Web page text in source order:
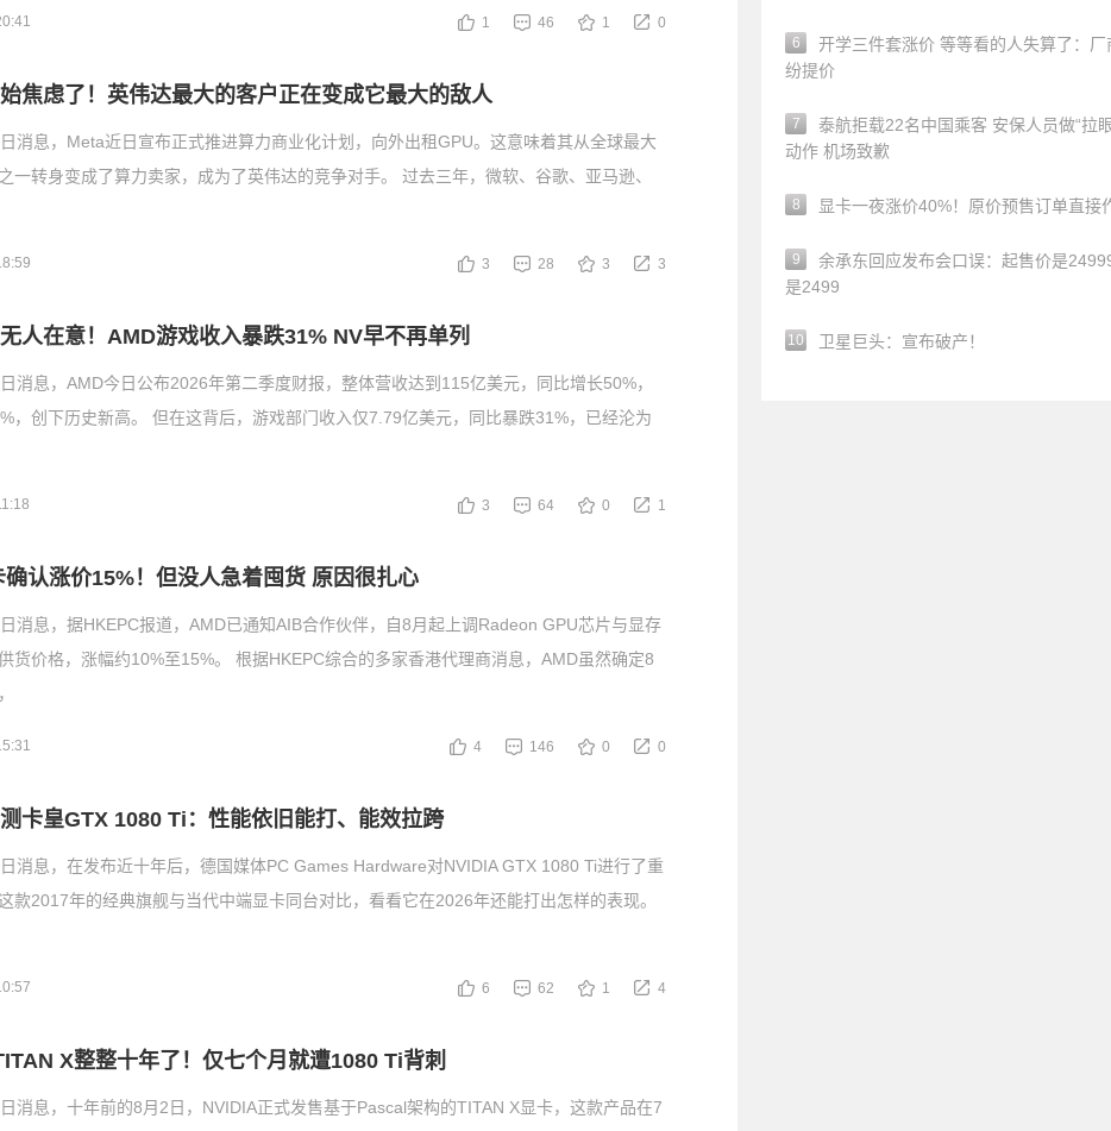
1 46 1 0
焦虑了！英伟达最大的客户正在变成它最大的敌人
消息，Meta近日宣布正式推进算力商业化计划，向外出租GPU。这意味着其从全球最大
一转身变成了算力卖家，成为了英伟达的竞争对手。 过去三年，微软、谷歌、亚马逊、
3 28 3 3
人在意！AMD游戏收入暴跌31% NV早不再单列
消息，AMD今日公布2026年第二季度财报，整体营收达到115亿美元，同比增长50%，
，创下历史新高。 但在这背后，游戏部门收入仅7.79亿美元，同比暴跌31%，已经沦为
3 64 0 1
认涨价15%！但没人急着囤货 原因很扎心
消息，据HKEPC报道，AMD已通知AIB合作伙伴，自8月起上调Radeon GPU芯片与显存
货价格，涨幅约10%至15%。 根据HKEPC综合的多家香港代理商消息，AMD虽然确定8
4 146 0 0
卡皇GTX 1080 Ti：性能依旧能打、能效拉跨
消息，在发布近十年后，德国媒体PC Games Hardware对NVIDIA GTX 1080 Ti进行了重
款2017年的经典旗舰与当代中端显卡同台对比，看看它在2026年还能打出怎样的表现。
6 62 1 4
X整整十年了！仅七个月就遭1080 Ti背刺
消息，十年前的8月2日，NVIDIA正式发售基于Pascal架构的TITAN X显卡，这款产品在7
6
开学三件套涨价 等等看的人失算了：厂
纷提价
7
泰航拒载22名中国乘客 安保人员做“拉
动作 机场致歉
8 显卡一夜涨价40%！原价预售订单直接
9
余承东回应发布会口误：起售价是
是2499
10 卫星巨头：宣布破产！